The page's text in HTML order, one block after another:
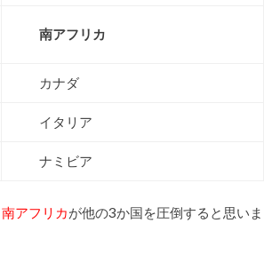
南アフリカ
カナダ
イタリア
ナミビア
南アフリカが他の3か国を圧倒すると思いま